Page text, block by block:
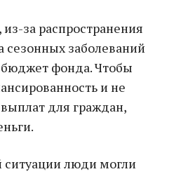
за распространения
сезонных заболеваний
бюджет фонда. Чтобы
и не
для граждан,
ситуации люди могли